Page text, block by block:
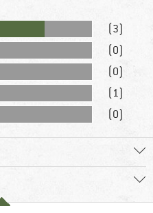
(3)
(0)
(0)
(1)
(0)